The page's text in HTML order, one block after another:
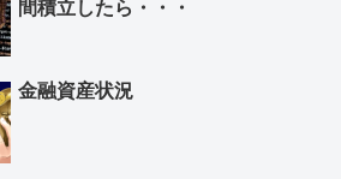
間積立したら・・・
金融資産状況